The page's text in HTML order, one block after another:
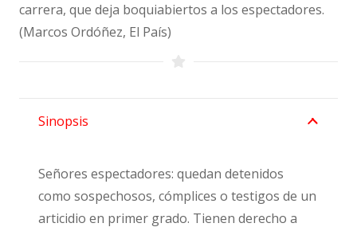
carrera, que deja boquiabiertos a los espectadores.
(Marcos Ordóñez, El País)
Sinopsis
Señores espectadores: quedan detenidos
como sospechosos, cómplices o testigos de un
articidio en primer grado. Tienen derecho a